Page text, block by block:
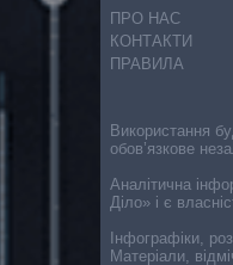
ПРО НАС
КОНТАКТИ
ПРАВИЛА
Використання
обов’язкове
Аналітична
Діло» і є
Інфографіки,
Матеріали,